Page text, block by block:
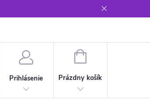
Prihlásenie
NÁKUPNÝ
Prázdny košík